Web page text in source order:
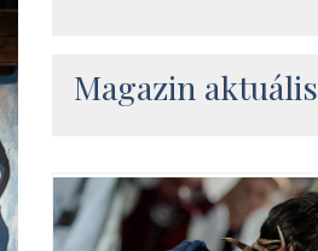
Magazin aktuális